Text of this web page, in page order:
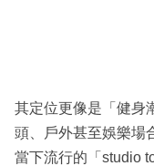
其定位更像是「健身
頭、戶外甚至娛樂場
當下流行的「studio